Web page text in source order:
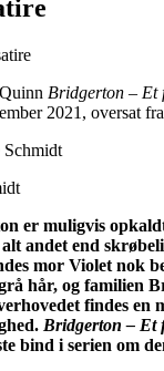
Bridgerton – Et
2021, oversat
Schmidt
er muligvis
andet end
mor Violet nok
hår, og familien
findes en
Bridgerton – Et
bind i serien om